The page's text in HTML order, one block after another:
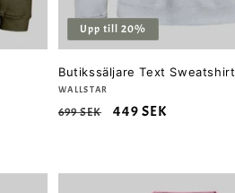
Upp till 20%
Butikssäljare Text Sweatshirt
Säljare:
WALLSTAR
Ordinarie
699 SEK Försäljningspris
449 SEK